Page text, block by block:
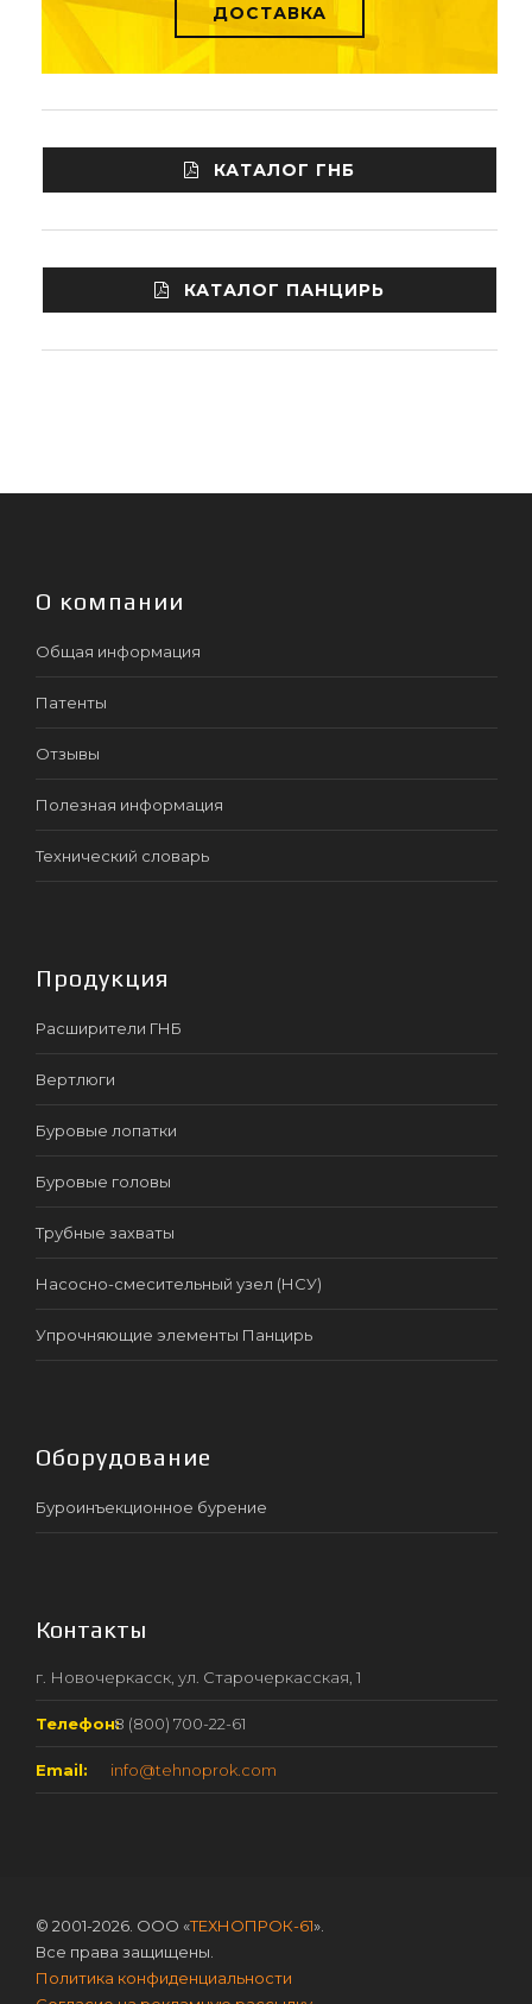
ДОСТАВКА
КАТАЛОГ ГНБ
КАТАЛОГ ПАНЦИРЬ
О компании
Общая информация
Патенты
Отзывы
Полезная информация
Технический словарь
Продукция
Расширители ГНБ
Вертлюги
Буровые лопатки
Буровые головы
Трубные захваты
Насосно-смесительный узел (НСУ)
Упрочняющие элементы Панцирь
Оборудование
Буроинъекционное бурение
Контакты
г. Новочеркасск, ул. Старочеркасская, 1
Телефон:8 (800) 700-22-61
Email: info@tehnoprok.com
© 2001-2026. ООО «ТЕХНОПРОК-61».
Все права защищены.
Политика конфиденциальности